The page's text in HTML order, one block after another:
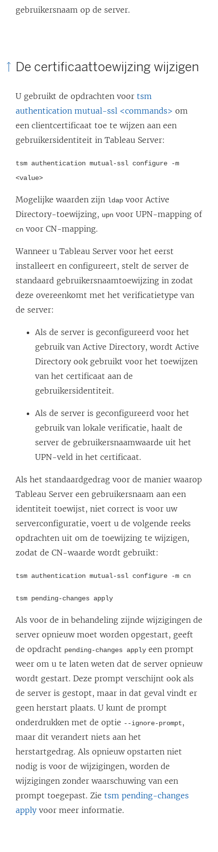
gebruikersnaam op de server.
De certificaattoewijzing wijzigen
U gebruikt de opdrachten voor tsm
authentication mutual-ssl <commands> om
een clientcertificaat toe te wijzen aan een
gebruikersidentiteit in Tableau Server:
tsm authentication mutual-ssl configure -m
<value>
Mogelijke waarden zijn ldap voor Active
Directory-toewijzing, upn voor UPN-mapping of
cn voor CN-mapping.
Wanneer u Tableau Server voor het eerst
installeert en configureert, stelt de server de
standaard gebruikersnaamtoewijzing in zodat
deze overeenkomt met het verificatietype van
de server:
Als de server is geconfigureerd voor het
gebruik van Active Directory, wordt Active
Directory ook gebruikt voor het toewijzen
van het certificaat aan de
gebruikersidentiteit.
Als de server is geconfigureerd voor het
gebruik van lokale verificatie, haalt de
server de gebruikersnaamwaarde uit het
UPN-veld in het certificaat.
Als het standaardgedrag voor de manier waarop
Tableau Server een gebruikersnaam aan een
identiteit toewijst, niet correct is voor uw
serverconfiguratie, voert u de volgende reeks
opdrachten uit om de toewijzing te wijzigen,
zodat de CN-waarde wordt gebruikt:
tsm authentication mutual-ssl configure -m cn
tsm pending-changes apply
Als voor de in behandeling zijnde wijzigingen de
server opnieuw moet worden opgestart, geeft
de opdracht pending-changes apply een prompt
weer om u te laten weten dat de server opnieuw
wordt gestart. Deze prompt verschijnt ook als
de server is gestopt, maar in dat geval vindt er
geen herstart plaats. U kunt de prompt
onderdrukken met de optie --ignore-prompt,
maar dit verandert niets aan het
herstartgedrag. Als opnieuw opstarten niet
nodig is voor de wijzigingen, worden de
wijzigingen zonder waarschuwing van een
prompt toegepast. Zie tsm pending-changes
apply voor meer informatie.